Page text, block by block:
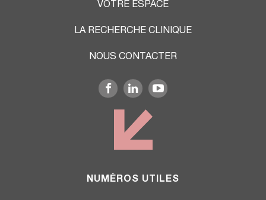
VOTRE ESPACE
LA RECHERCHE CLINIQUE
NOUS CONTACTER
NUMÉROS UTILES